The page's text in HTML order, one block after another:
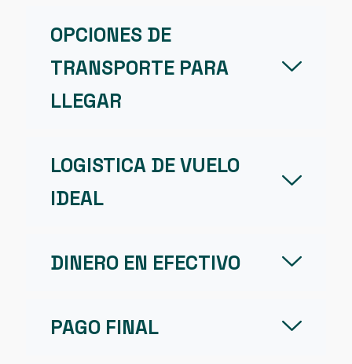
OPCIONES DE
TRANSPORTE PARA
LLEGAR
LOGISTICA DE VUELO
IDEAL
DINERO EN EFECTIVO
PAGO FINAL